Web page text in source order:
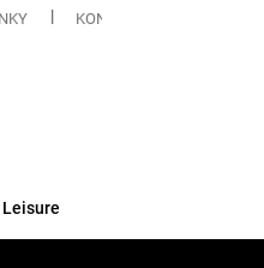
KONTAKTY GOLF & LEISURE